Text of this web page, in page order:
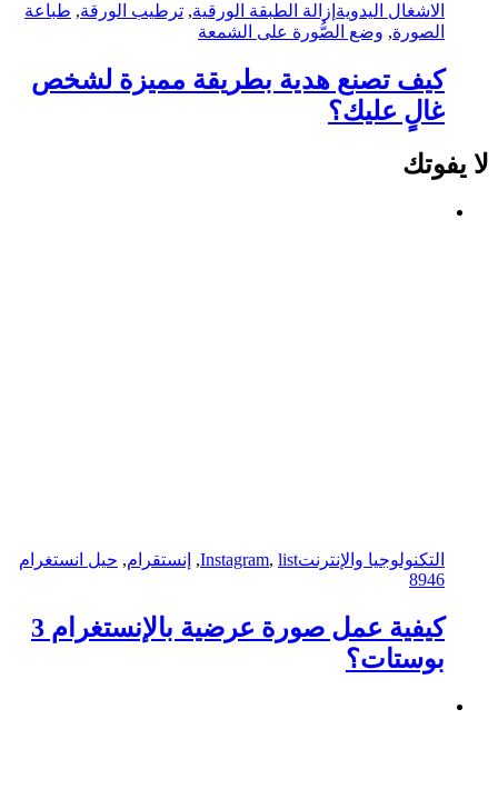
الاشغال اليدوية إزالة الطبقة الورقية, ترطيب الورقة, طباعة
الصورة, وضع الصُّورة على الشمعة
كيف تصنع هدية بطريقة مميزة لشخص
غالٍ عليك؟
لا يفوتك
التكنولوجيا والإنترنت Instagram, list
, إنستقرام, حيل انستغرام
8946
كيفية عمل صورة عرضية بالإنستغرام 3
بوستات؟